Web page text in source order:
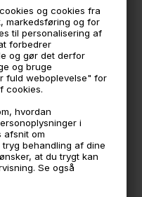
og cookies fra
markedsføring og for
til personalisering af
forbedrer
og gør det derfor
og bruge
fuld weboplevelse" for
cookies.
hvordan
i
afsnit om
tryg behandling af dine
at du trygt kan
Se også
dag på hverdage
den på lager
★★★★★